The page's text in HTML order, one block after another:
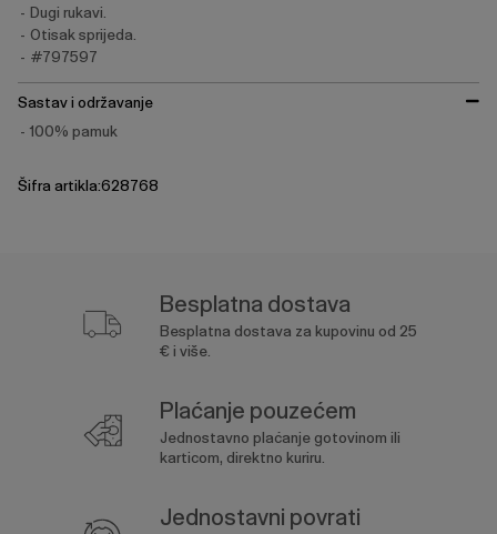
Dugi rukavi.
Otisak sprijeda.
#797597
Sastav i održavanje
100% pamuk
Šifra artikla:628768
Besplatna dostava
Besplatna dostava za kupovinu od 25
€ i više.
Plaćanje pouzećem
Jednostavno plaćanje gotovinom ili
karticom, direktno kuriru.
Jednostavni povrati